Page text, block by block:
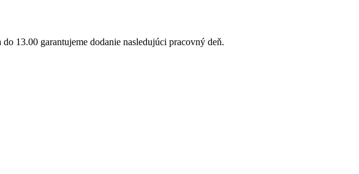
13.00 garantujeme dodanie nasledujúci pracovný deň.